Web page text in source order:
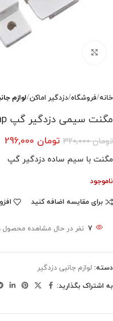
خانه فروشگاه دزدگیر اماکن لوازم
مگنت سیمی دزدگیر گپ Gap
تومان320,000 تومان
مگنت با سیم ساده دزدگیر گپ
ناموجود
برای مقایسه اضافه کنید
7 نفر در حال مشاهده
دسته: لوازم جانبی دزدگیر
به اشتراک بگذارید: